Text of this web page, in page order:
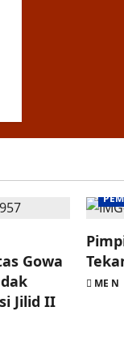
Gowa
Jilid II
ME N